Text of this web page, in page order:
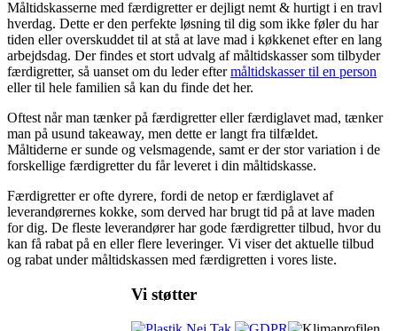
Måltidskasserne med færdigretter er dejligt nemt & hurtigt i en travl
hverdag. Dette er den perfekte løsning til dig som ikke føler du har
tiden eller overskuddet til at stå at lave mad i køkkenet efter en lang
arbejdsdag. Der findes et stort udvalg af måltidskasser som tilbyder
færdigretter, så uanset om du leder eftermåltidskasser til en person
eller til hele familien så kan du finde det her.
Oftest når man tænker på færdigretter eller færdiglavet mad, tænker
man på usund takeaway, men dette er langt fra tilfældet.
Måltiderne er sunde og velsmagende, samt er der stor variation i de
forskellige færdigretter du får leveret i din måltidskasse.
Færdigretter er ofte dyrere, fordi de netop er færdiglavet af
leverandørernes kokke, som derved har brugt tid på at lave maden
for dig. De fleste leverandører har gode færdigretter tilbud, hvor du
kan få rabat på en eller flere leveringer. Vi viser det aktuelle tilbud
og rabat under måltidskassen med færdigretten i vores liste.
Vi støtter